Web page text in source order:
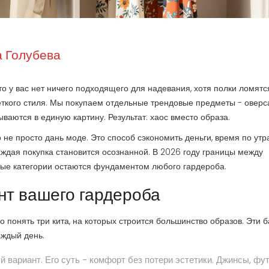
вас нет ничего подходящего для надевания, хотя полки
стиля. Мы покупаем отдельные трендовые предметы -
в единую картину. Результат: хаос вместо образа.
просто дань моде. Это способ сэкономить деньги, время по
покупка становится осознанной. В 2026 году границы между
категории остаются фундаментом любого гардероба.
вашего гардероба
три кита, на которых строится большинство образов. Эти
день.
Его суть - комфорт без потери эстетики. Джинсы,